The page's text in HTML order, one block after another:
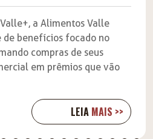
a Alimentos Valle
de benefícios focado no
compras de seus
em prêmios que vão
LEIA MAIS >>